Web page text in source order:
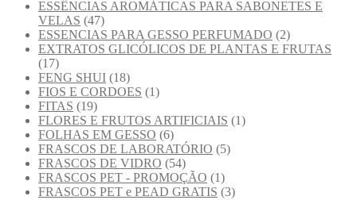
ESSÊNCIAS AROMÁTICAS PARA SABONETES E
VELAS (47)
ESSENCIAS PARA GESSO PERFUMADO (2)
EXTRATOS GLICÓLICOS DE PLANTAS E FRUTAS
(17)
FENG SHUI (18)
FIOS E CORDOES (1)
FITAS (19)
FLORES E FRUTOS ARTIFICIAIS (1)
FOLHAS EM GESSO (6)
FRASCOS DE LABORATÓRIO (5)
FRASCOS DE VIDRO (54)
FRASCOS PET - PROMOÇÃO (1)
FRASCOS PET e PEAD GRATIS (3)